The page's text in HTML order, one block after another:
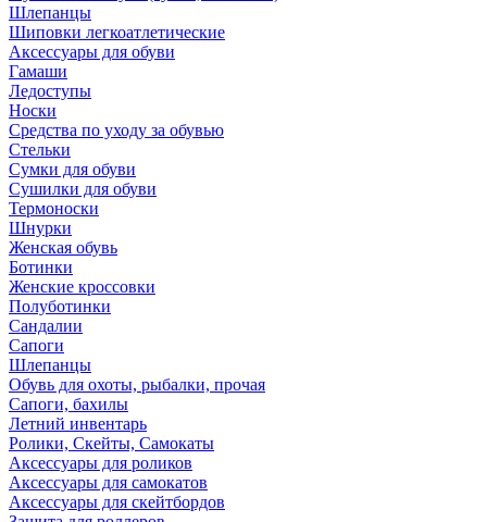
Шлепанцы
Шиповки легкоатлетические
Аксессуары для обуви
Гамаши
Ледоступы
Носки
Средства по уходу за обувью
Стельки
Сумки для обуви
Сушилки для обуви
Термоноски
Шнурки
Женская обувь
Ботинки
Женские кроссовки
Полуботинки
Сандалии
Сапоги
Шлепанцы
Обувь для охоты, рыбалки, прочая
Сапоги, бахилы
Летний инвентарь
Ролики, Скейты, Самокаты
Аксессуары для роликов
Аксессуары для самокатов
Аксессуары для скейтбордов